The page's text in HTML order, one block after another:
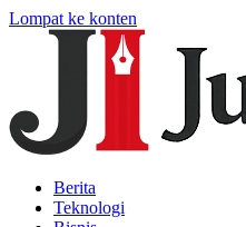
Lompat ke konten
Berita
Teknologi